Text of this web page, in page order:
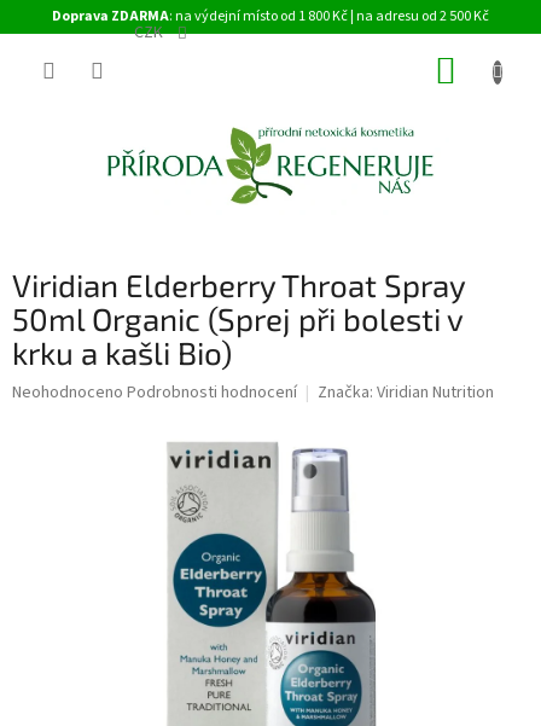
na
Doprava ZDARMA: na výdejní místo od 1 800 Kč | na adresu od 2 500 Kč
CZK
Viridian Elderberry Throat Spray
50ml Organic (Sprej při bolesti v
krku a kašli Bio)
Průměrné
Neohodnoceno Podrobnosti hodnocení Značka: Viridian Nutrition